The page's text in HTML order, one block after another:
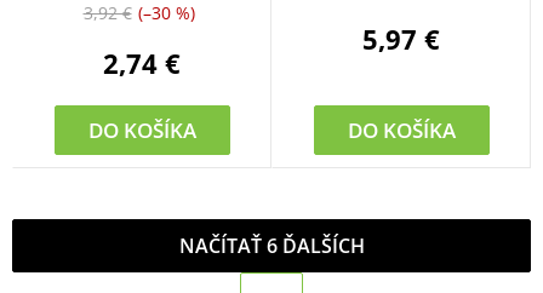
2,74 €
3,92 € (–30 %)
DO KOŠÍKA
5,97 €
DO KOŠÍKA
NAČÍTAŤ 6 ĎALŠÍCH
S